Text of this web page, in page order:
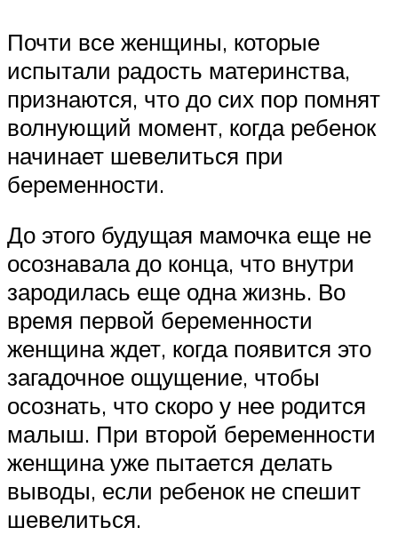
Почти все женщины, которые
испытали радость материнства,
признаются, что до сих пор помнят
волнующий момент, когда ребенок
начинает шевелиться при
беременности.
До этого будущая мамочка еще не
осознавала до конца, что внутри
зародилась еще одна жизнь. Во
время первой беременности
женщина ждет, когда появится это
загадочное ощущение, чтобы
осознать, что скоро у нее родится
малыш. При второй беременности
женщина уже пытается делать
выводы, если ребенок не спешит
шевелиться.